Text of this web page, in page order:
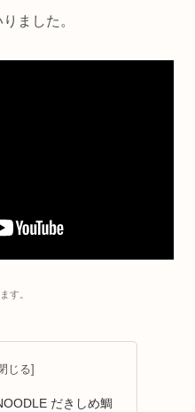
ました。
す。
だきしめ鯛